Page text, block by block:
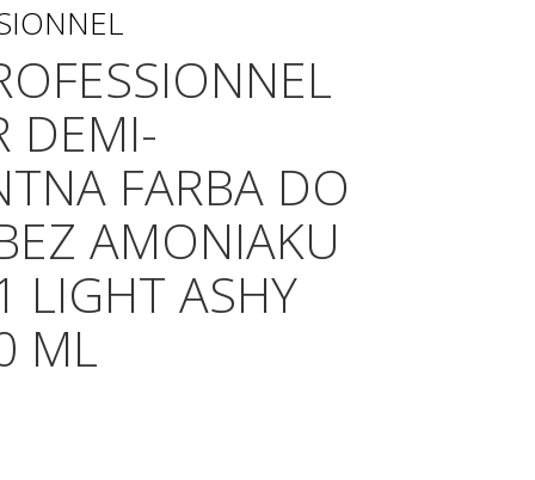
DEMI-
FARBA DO
AMONIAKU
LIGHT ASHY
ML